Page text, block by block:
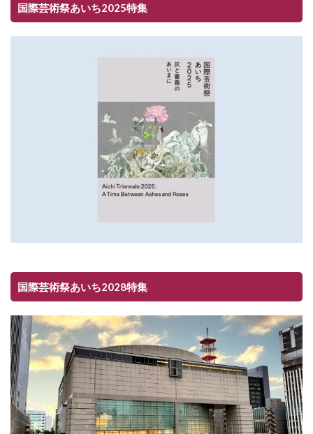
国際芸術祭あいち2025特集
国際芸術祭あいち2028特集